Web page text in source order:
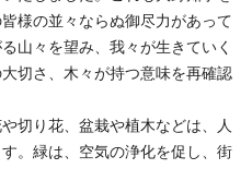
様の並々ならぬ御尽力があって
山々を望み、我々が生きていく
切さ、木々が持つ意味を再確認
切り花、盆栽や植木などは、人
。緑は、空気の浄化を促し、街